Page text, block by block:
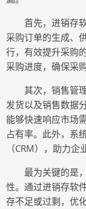
首先，进销存
采购订单的生成、
行，有效提升采购
采购进度，确保采
其次，销售管
发货以及销售数据
能够快速响应市场
占有率。此外，系
（CRM），助力企
最为关键的是
性。通过进销存软
存不足或过剩，优